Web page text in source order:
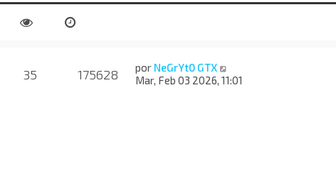
35 175628 por NeGrYt0 GTX
Mar, Feb 03 2026, 11:01